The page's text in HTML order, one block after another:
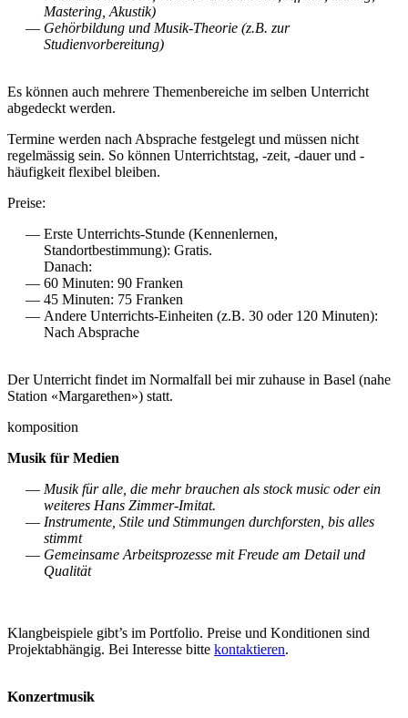
Mastering, Akustik)
Gehörbildung und Musik-Theorie (z.B. zur
Studienvorbereitung)
Es können auch mehrere Themenbereiche im selben Unterricht
abgedeckt werden.
Termine werden nach Absprache festgelegt und müssen nicht
regelmässig sein. So können Unterrichtstag, -zeit, -dauer und -
häufigkeit flexibel bleiben.
Preise:
Erste Unterrichts-Stunde (Kennenlernen,
Standortbestimmung): Gratis.
Danach:
60 Minuten: 90 Franken
45 Minuten: 75 Franken
Andere Unterrichts-Einheiten (z.B. 30 oder 120 Minuten):
Nach Absprache
Der Unterricht findet im Normalfall bei mir zuhause in Basel (nahe
Station «Margarethen») statt.
komposition
Musik für Medien
Musik für alle, die mehr brauchen als stock music oder ein
weiteres Hans Zimmer-Imitat.
Instrumente, Stile und Stimmungen durchforsten, bis alles
stimmt
Gemeinsame Arbeitsprozesse mit Freude am Detail und
Qualität
Klangbeispiele gibt’s im Portfolio. Preise und Konditionen sind
Projektabhängig. Bei Interesse bitte kontaktieren.
Konzertmusik